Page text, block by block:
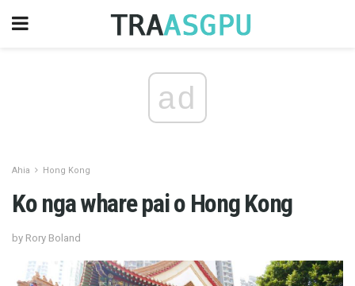
ad
Ahia Hong Kong
Ko nga whare pai o Hong Kong
by Rory Boland